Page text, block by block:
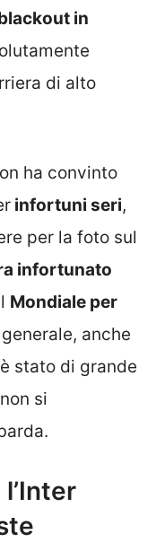
in
di alto
ha convinto
infortuni seri,
per la foto sul
infortunato
Mondiale per
anche
stato di grande
si